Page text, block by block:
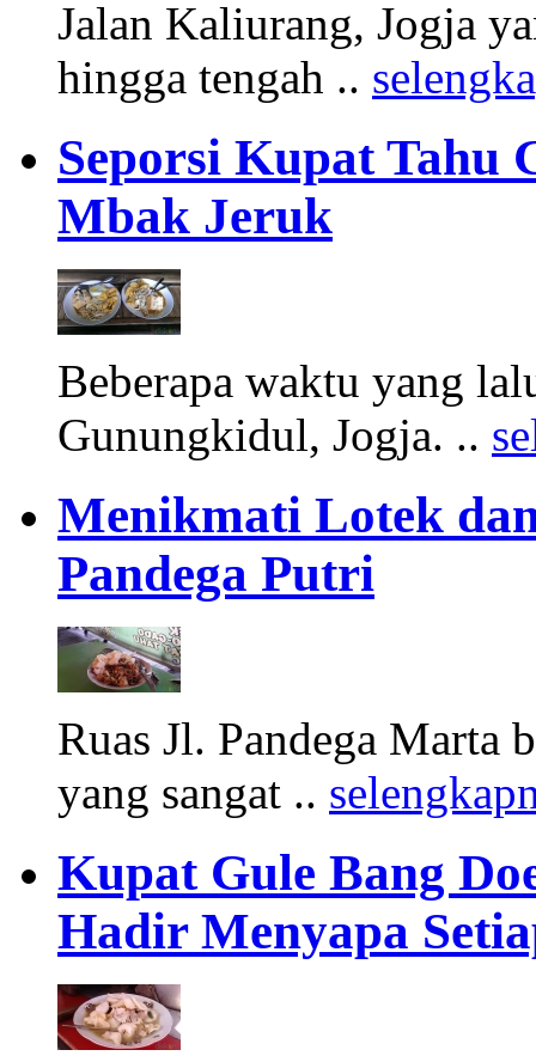
Jalan Kaliurang, Jogja
hingga tengah ..
Seporsi Kupat Tahu
Mbak Jeruk
Beberapa waktu yang
Gunungkidul, Jogja. ..
Menikmati Lotek
Pandega Putri
Ruas Jl. Pandega Marta
yang sangat ..
Kupat Gule Bang
Hadir Menyapa